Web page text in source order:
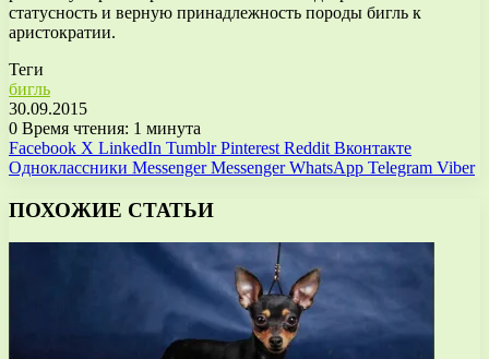
статусность и верную принадлежность породы бигль к
аристократии.
Теги
бигль
30.09.2015
0 Время чтения: 1 минута
Facebook X LinkedIn Tumblr Pinterest Reddit Вконтакте
Одноклассники Messenger Messenger WhatsApp Telegram Viber
ПОХОЖИЕ СТАТЬИ